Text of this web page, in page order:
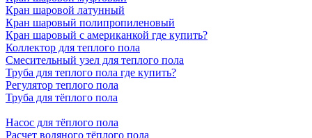
Кран шаровой латунный
Кран шаровый полипропиленовый
Кран шаровый с американкой где купить?
Коллектор для теплого пола
Смесительный узел для теплого пола
Труба для теплого пола где купить?
Регулятор теплого пола
Труба для тёплого пола
Насос для тёплого пола
Расчет водяного тёплого пола